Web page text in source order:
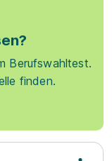
Berufswahltest.
finden.